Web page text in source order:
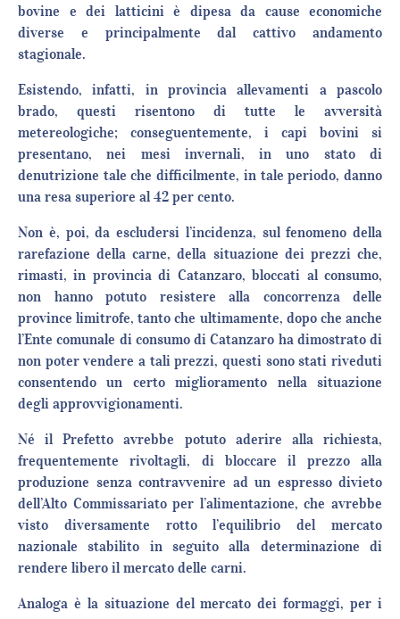
bovine e dei latticini è dipesa da cause economiche
diverse e principalmente dal cattivo andamento
stagionale.
Esistendo, infatti, in provincia allevamenti a pascolo
brado, questi risentono di tutte le avversità
metereologiche; conseguentemente, i capi bovini si
presentano, nei mesi invernali, in uno stato di
denutrizione tale che difficilmente, in tale periodo, danno
una resa superiore al 42 per cento.
Non è, poi, da escludersi l’incidenza, sul fenomeno della
rarefazione della carne, della situazione dei prezzi che,
rimasti, in provincia di Catanzaro, bloccati al consumo,
non hanno potuto resistere alla concorrenza delle
province limitrofe, tanto che ultimamente, dopo che anche
l’Ente comunale di consumo di Catanzaro ha dimostrato di
non poter vendere a tali prezzi, questi sono stati riveduti
consentendo un certo miglioramento nella situazione
degli approvvigionamenti.
Né il Prefetto avrebbe potuto aderire alla richiesta,
frequentemente rivoltagli, di bloccare il prezzo alla
produzione senza contravvenire ad un espresso divieto
dell’Alto Commissariato per l’alimentazione, che avrebbe
visto diversamente rotto l’equilibrio del mercato
nazionale stabilito in seguito alla determinazione di
rendere libero il mercato delle carni.
Analoga è la situazione del mercato dei formaggi, per i